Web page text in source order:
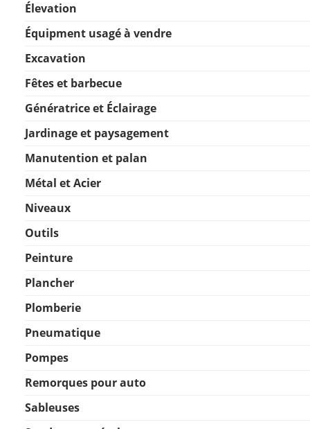
Élevation
Équipment usagé à vendre
Excavation
Fêtes et barbecue
Génératrice et Éclairage
Jardinage et paysagement
Manutention et palan
Métal et Acier
Niveaux
Outils
Peinture
Plancher
Plomberie
Pneumatique
Pompes
Remorques pour auto
Sableuses